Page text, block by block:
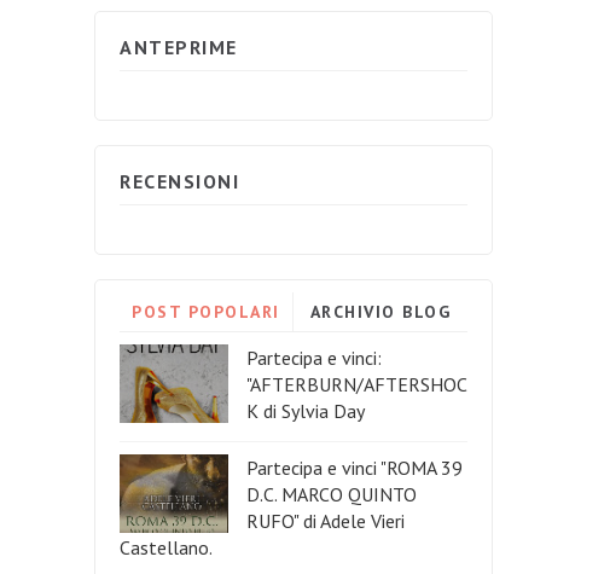
ANTEPRIME
RECENSIONI
POST POPOLARI ARCHIVIO BLOG
Partecipa e vinci:
"AFTERBURN/AFTERSHOC
K di Sylvia Day
Partecipa e vinci "ROMA 39
D.C. MARCO QUINTO
RUFO" di Adele Vieri
Castellano.